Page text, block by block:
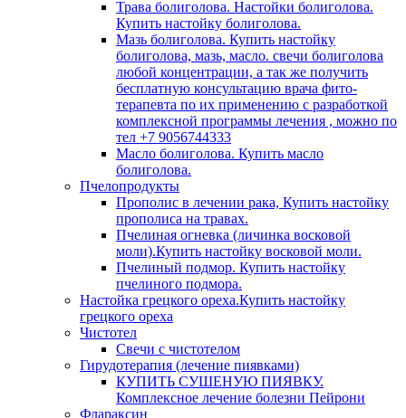
Трава болиголова. Настойки болиголова.
Купить настойку болиголова.
Мазь болиголова. Купить настойку
болиголова, мазь, масло. свечи болиголова
любой концентрации, а так же получить
бесплатную консультацию врача фито-
терапевта по их применению с разработкой
комплексной программы лечения , можно по
тел +7 9056744333
Масло болиголова. Купить масло
болиголова.
Пчелопродукты
Прополис в лечении рака, Купить настойку
прополиса на травах.
Пчелиная огневка (личинка восковой
моли).Купить настойку восковой моли.
Пчелиный подмор. Купить настойку
пчелиного подмора.
Настойка грецкого ореха.Купить настойку
грецкого ореха
Чистотел
Свечи с чистотелом
Гирудотерапия (лечение пиявками)
КУПИТЬ СУШЕНУЮ ПИЯВКУ.
Комплексное лечение болезни Пейрони
Флараксин